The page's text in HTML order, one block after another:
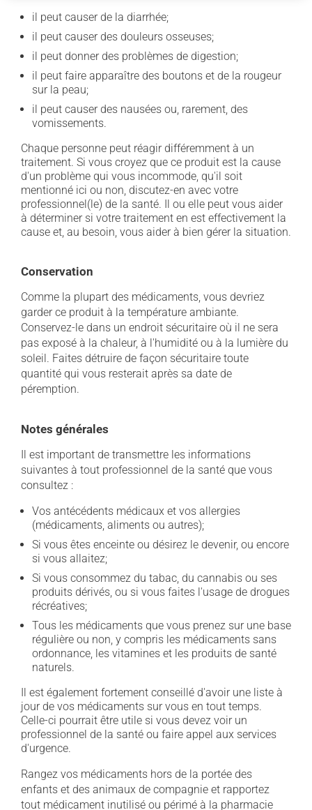
il peut causer de la diarrhée;
il peut causer des douleurs osseuses;
il peut donner des problèmes de digestion;
il peut faire apparaître des boutons et de la rougeur
sur la peau;
il peut causer des nausées ou, rarement, des
vomissements.
Chaque personne peut réagir différemment à un
traitement. Si vous croyez que ce produit est la cause
d'un problème qui vous incommode, qu'il soit
mentionné ici ou non, discutez-en avec votre
professionnel(le) de la santé. Il ou elle peut vous aider
à déterminer si votre traitement en est effectivement la
cause et, au besoin, vous aider à bien gérer la situation.
Conservation
Comme la plupart des médicaments, vous devriez
garder ce produit à la température ambiante.
Conservez-le dans un endroit sécuritaire où il ne sera
pas exposé à la chaleur, à l'humidité ou à la lumière du
soleil. Faites détruire de façon sécuritaire toute
quantité qui vous resterait après sa date de
péremption.
Notes générales
Il est important de transmettre les informations
suivantes à tout professionnel de la santé que vous
consultez :
Vos antécédents médicaux et vos allergies
(médicaments, aliments ou autres);
Si vous êtes enceinte ou désirez le devenir, ou encore
si vous allaitez;
Si vous consommez du tabac, du cannabis ou ses
produits dérivés, ou si vous faites l'usage de drogues
récréatives;
Tous les médicaments que vous prenez sur une base
régulière ou non, y compris les médicaments sans
ordonnance, les vitamines et les produits de santé
naturels.
Il est également fortement conseillé d'avoir une liste à
jour de vos médicaments sur vous en tout temps.
Celle-ci pourrait être utile si vous devez voir un
professionnel de la santé ou faire appel aux services
d'urgence.
Rangez vos médicaments hors de la portée des
enfants et des animaux de compagnie et rapportez
tout médicament inutilisé ou périmé à la pharmacie